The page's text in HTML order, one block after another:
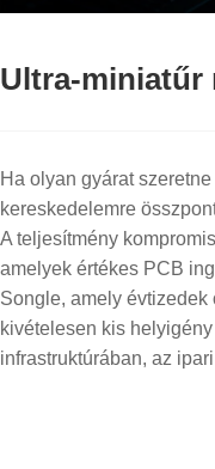
Ultra-miniatűr
Ha olyan gyárat
kereskedelemre
A teljesítmény
amelyek értékes PCB
Songle, amely
kivételesen kis
infrastruktúrában, az